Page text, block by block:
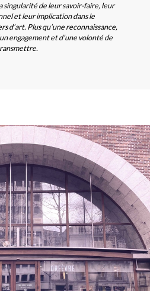
singularité de leur savoir-faire, leur
et leur implication dans le
d’art. Plus qu’une reconnaissance,
engagement et d’une volonté de